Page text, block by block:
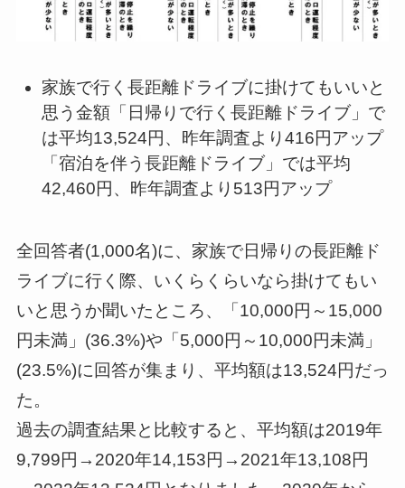
家族で行く長距離ドライブに掛けてもいいと
思う金額「日帰りで行く長距離ドライブ」で
は平均13,524円、昨年調査より416円アップ
「宿泊を伴う長距離ドライブ」では平均
42,460円、昨年調査より513円アップ
全回答者(1,000名)に、家族で日帰りの長距離ド
ライブに行く際、いくらくらいなら掛けてもい
いと思うか聞いたところ、「10,000円～15,000
円未満」(36.3%)や「5,000円～10,000円未満」
(23.5%)に回答が集まり、平均額は13,524円だっ
た。
過去の調査結果と比較すると、平均額は2019年
9,799円→2020年14,153円→2021年13,108円